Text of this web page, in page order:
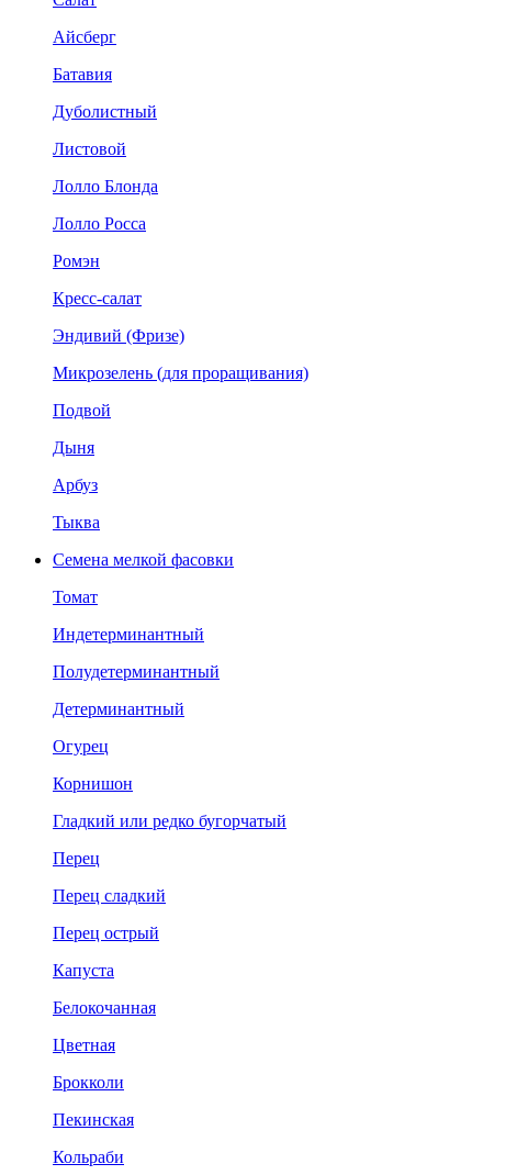
Айсберг
Батавия
Дуболистный
Листовой
Лолло Блонда
Лолло Росса
Ромэн
Кресс-салат
Эндивий (Фризе)
Микрозелень (для проращивания)
Подвой
Дыня
Арбуз
Тыква
Семена мелкой фасовки
Томат
Индетерминантный
Полудетерминантный
Детерминантный
Огурец
Корнишон
Гладкий или редко бугорчатый
Перец
Перец сладкий
Перец острый
Капуста
Белокочанная
Цветная
Брокколи
Пекинская
Кольраби